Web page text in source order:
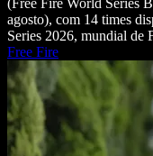
agosto), com 14 times
Series 2026, mundial
Free Fire